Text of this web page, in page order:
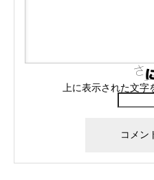
上に表示された文字